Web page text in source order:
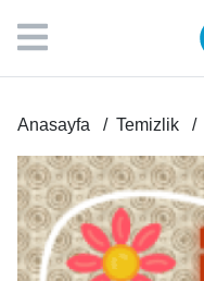
Anasayfa Temizlik